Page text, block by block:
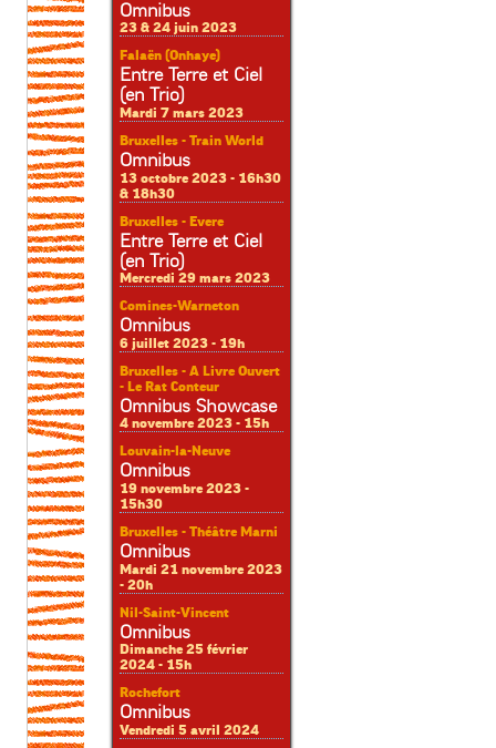
Omnibus
23 & 24 juin 2023
Falaën (Onhaye)
Entre Terre et Ciel
(en Trio)
Mardi 7 mars 2023
Bruxelles - Train World
Omnibus
13 octobre 2023 - 16h30
& 18h30
Bruxelles - Evere
Entre Terre et Ciel
(en Trio)
Mercredi 29 mars 2023
Comines-Warneton
Omnibus
6 juillet 2023 - 19h
Bruxelles - A Livre Ouvert
- Le Rat Conteur
Omnibus Showcase
4 novembre 2023 - 15h
Louvain-la-Neuve
Omnibus
19 novembre 2023 -
15h30
Bruxelles - Théâtre Marni
Omnibus
Mardi 21 novembre 2023
- 20h
Nil-Saint-Vincent
Omnibus
Dimanche 25 février
2024 - 15h
Rochefort
Omnibus
Vendredi 5 avril 2024